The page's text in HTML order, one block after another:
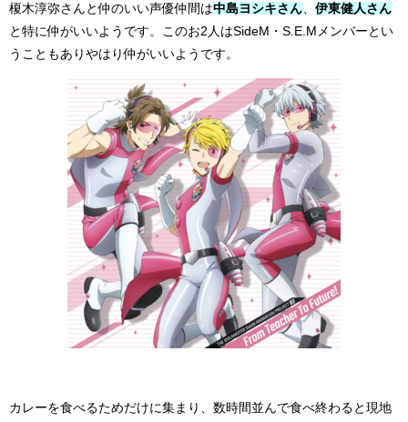
榎木淳弥さんと仲のいい声優仲間は中島ヨシキさん
伊東健人さん
と特に仲がいいようです。このお2人はSideM・S.E.Mメンバーとい
うこともありやはり仲がいいようです。
カレーを食べるためだけに集まり、数時間並んで食べ終わると現地